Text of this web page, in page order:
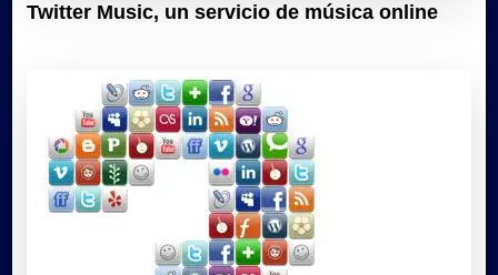
Twitter Music, un servicio de música online